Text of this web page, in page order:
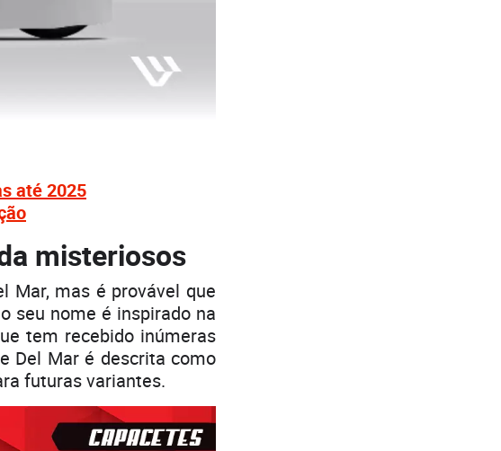
até 2025
misteriosos
Mar, mas é provável que
seu nome é inspirado na
tem recebido inúmeras
Del Mar é descrita como
futuras variantes.